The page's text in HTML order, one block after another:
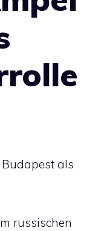
als
russischen